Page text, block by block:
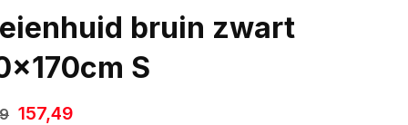
bruin zwart
S
157,49